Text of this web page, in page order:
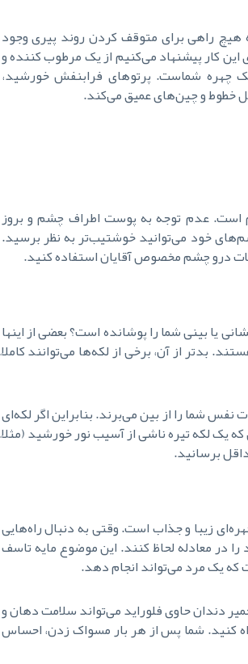
راهی برای متوقف کردن روند پیری وجود
این کار پیشنهاد می‌کنیم از یک مرطوب کننده و
چهره شماست. پرتوهای فرابنفش خورشید،
خطوط و چین‌های عمیق می‌کند.
است. عدم توجه به پوست اطراف چشم و بروز
خود می‌توانید خوشتیب‌تر به نظر برسید.
درو چشم مخصوص آقایان استفاده کنید.
یا بینی شما را پوشانده است؟ بعضی از اینها
بدتر از آن، برخی از لکه‌ها می‌توانند کاملاً
شما را از بین می‌برند. بنابراین اگر لکه‌ای
یک لکه تیره ناشی از آسیب نور خورشید (مثلاً
برسانید.
زیبا و جذاب است. وقتی به دنبال راه‌هایی
در معادله لحاظ کنند. این موضوع مایه تاسف
یک مرد می‌تواند انجام دهد.
دندان حاوی فلوراید می‌تواند سلامت دهان و
کنید. شما پس از هر بار مسواک زدن، احساس